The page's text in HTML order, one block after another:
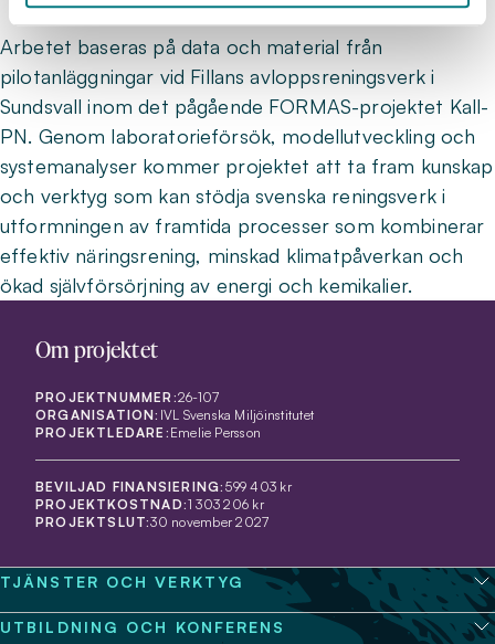
Arbetet baseras på data och material från
pilotanläggningar vid Fillans avloppsreningsverk i
Sundsvall inom det pågående FORMAS-projektet Kall-
PN. Genom laboratorieförsök, modellutveckling och
systemanalyser kommer projektet att ta fram kunskap
och verktyg som kan stödja svenska reningsverk i
utformningen av framtida processer som kombinerar
effektiv näringsrening, minskad klimatpåverkan och
ökad självförsörjning av energi och kemikalier.
Om projektet
PROJEKTNUMMER:26-107
ORGANISATION: IVL Svenska Miljöinstitutet
PROJEKTLEDARE: Emelie Persson
BEVILJAD FINANSIERING: 599 403 kr
PROJEKTKOSTNAD:1 303 206 kr
PROJEKTSLUT:30 november 2027
TJÄNSTER OCH VERKTYG
UTBILDNING OCH KONFERENS